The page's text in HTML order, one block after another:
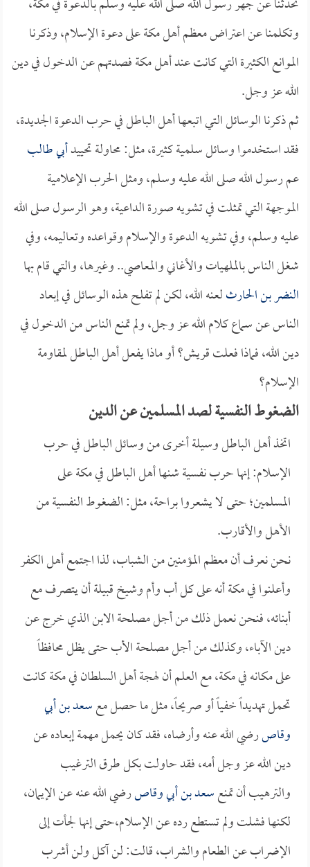
وتكلمنا عن اعتراض معظم أهل مكة على دعوة الإسلام، وذكرنا
الموانع الكثيرة التي كانت عند أهل مكة فصدتهم عن الدخول في دين
الله عز وجل.
ثم ذكرنا الوسائل التي اتبعها أهل الباطل في حرب الدعوة الجديدة،
فقد استخدموا وسائل سلمية كثيرة، مثل: محاولة تحييدأبي طالب
عم رسول الله صلى الله عليه وسلم، ومثل الحرب الإعلامية
الموجهة التي تمثلت في تشويه صورة الداعية، وهو الرسول صلى الله
عليه وسلم، وفي تشويه الدعوة والإسلام وقواعده وتعاليمه، وفي
شغل الناس بالملهيات والأغاني والمعاصي.. وغيرها، والتي قام بها
النضر بن الحارثلعنه الله، لكن لم تفلح هذه الوسائل في إبعاد
الناس عن سماع كلام الله عز وجل، ولم تمنع الناس من الدخول في
دين الله، فماذا فعلت قريش؟ أو ماذا يفعل أهل الباطل لمقاومة
الإسلام؟
الضغوط النفسية لصد المسلمين عن الدين
اتخذ أهل الباطل وسيلة أخرى من وسائل الباطل في حرب
الإسلام: إنها حرب نفسية شنها أهل الباطل في مكة على
المسلمين؛ حتى لا يشعروا براحة، مثل: الضغوط النفسية من
الأهل والأقارب.
نحن نعرف أن معظم المؤمنين من الشباب، لذا اجتمع أهل الكفر
وأعلنوا في مكة أنه على كل أب وأم وشيخ قبيلة أن يتصرف مع
أبنائه، فنحن نعمل ذلك من أجل مصلحة الابن الذي خرج عن
دين الآباء، وكذلك من أجل مصلحة الأب حتى يظل محافظاً
على مكانه في مكة، مع العلم أن لهجة أهل السلطان في مكة كانت
تحمل تهديداً خفياً أو صريحاً، مثل ما حصل معسعد بن أبي
وقاصرضي الله عنه وأرضاه، فقد كان يحمل مهمة إبعاده عن
دين الله عز وجل أمه، فقد حاولت بكل طرق الترغيب
والترهيب أن تمنعسعد بن أبي وقاصرضي الله عنه عن الإيمان،
لكنها فشلت ولم تستطع رده عن الإسلام،حتى إنها لجأت إلى
الإضراب عن الطعام والشراب، قالت: لن آكل ولن أشرب